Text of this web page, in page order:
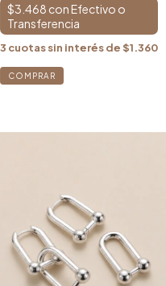
$3.468 con
3 cuotas sin interés de$1.360